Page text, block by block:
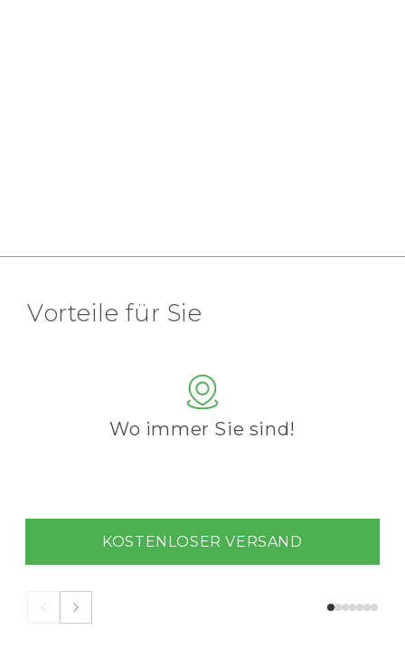
Vorteile für Sie
Wo immer Sie sind!
KOSTENLOSER VERSAND